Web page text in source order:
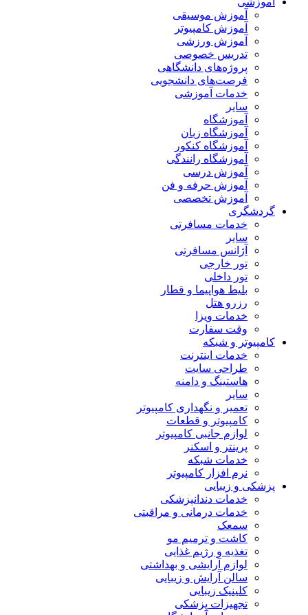
آموزش موسیقی
آموزش کامپیوتر
آموزش ورزشی
تدریس خصوصی
پروژه‌های دانشگاهی
فرصت‌های دانشجویی
خدمات آموزشی
سایر
آموزشگاه
آموزشگاه زبان
آموزشگاه کنکور
آموزشگاه رانندگی
آموزش درسی
آموزش حرفه و فن
آموزش تخصصی
گردشگری
خدمات مسافرتی
سایر
آژانس مسافرتی
تور خارجی
تور داخلی
بلیط هواپیما و قطار
رزرو هتل
خدمات ویزا
وقت سفارت
کامپیوتر و شبکه
خدمات اینترنت
طراحی سایت
هاستینگ و دامنه
سایر
تعمیر و نگهداری کامپیوتر
کامپیوتر و قطعات
لوازم جانبی کامپیوتر
پرینتر و اسکنر
خدمات شبکه
نرم افزار کامپیوتر
پزشکی و زیبایی
خدمات دندانپزشکی
خدمات درمانی و مراقبتی
سمعک
کاشت و ترمیم مو
تغذیه و رژیم غذایی
لوازم آرایشی و بهداشتی
سالن آرایش و زیبایی
کلینیک زیبایی
تجهیزات پزشکی